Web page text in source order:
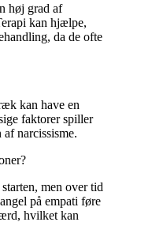
høj grad af
kan hjælpe,
da de ofte
kan have en
faktorer spiller
narcissisme.
men over tid
på empati føre
hvilket kan